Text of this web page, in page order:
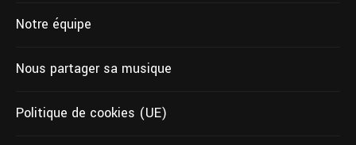
Notre équipe
Nous partager sa musique
Politique de cookies (UE)